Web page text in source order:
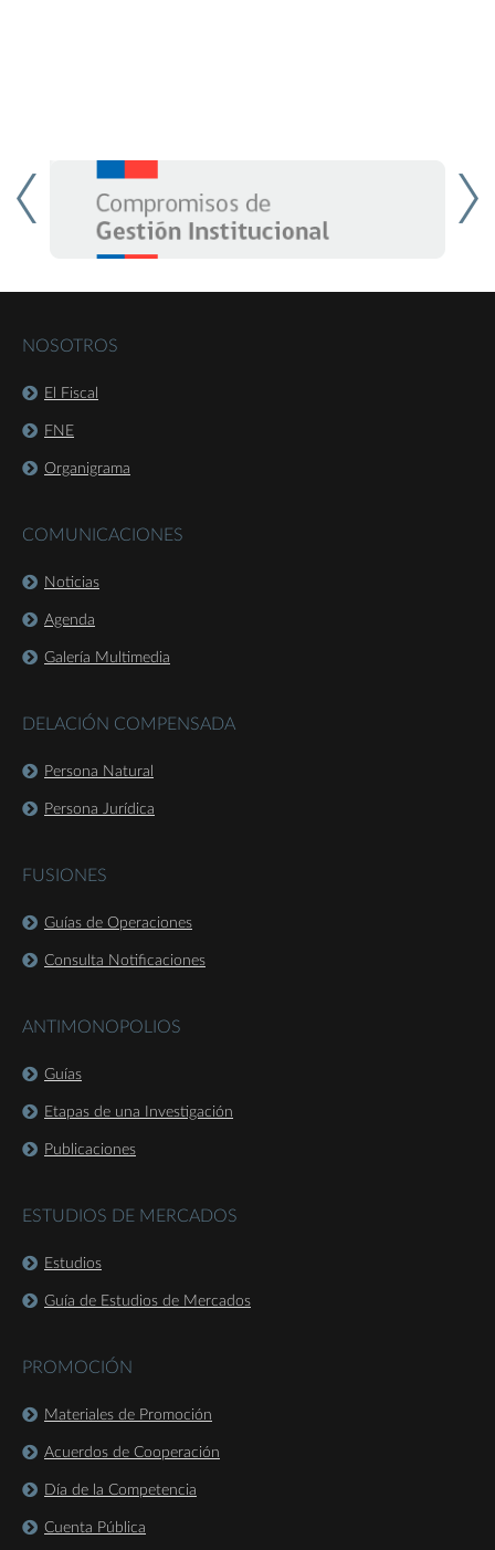
NOSOTROS
El Fiscal
FNE
Organigrama
COMUNICACIONES
Noticias
Agenda
Galería Multimedia
DELACIÓN COMPENSADA
Persona Natural
Persona Jurídica
FUSIONES
Guías de Operaciones
Consulta Notificaciones
ANTIMONOPOLIOS
Guías
Etapas de una Investigación
Publicaciones
ESTUDIOS DE MERCADOS
Estudios
Guía de Estudios de Mercados
PROMOCIÓN
Materiales de Promoción
Acuerdos de Cooperación
Día de la Competencia
Cuenta Pública